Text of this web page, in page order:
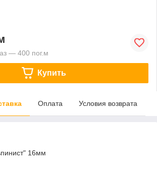
— 400 пог.м
Купить
Оплата Условия возврата
16мм